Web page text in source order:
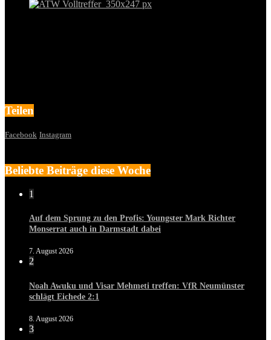
Teilen
Facebook Instagram
Beliebte Beiträge diese Woche
1
Auf dem Sprung zu den Profis: Youngster Mark Richter
Monserrat auch in Darmstadt dabei
7. August 2026
2
Noah Awuku und Visar Mehmeti treffen: VfR Neumünster
schlägt Eichede 2:1
8. August 2026
3